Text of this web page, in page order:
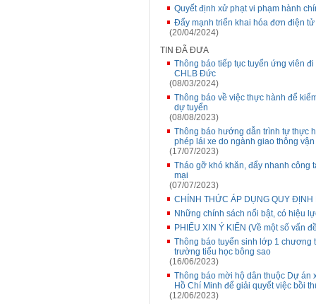
Quyết định xử phạt vi phạm hành
Đẩy mạnh triển khai hóa đơn điện
(20/04/2024)
TIN ĐÃ ĐƯA
Thông báo tiếp tục tuyển ứng viên
CHLB Đức
(08/03/2024)
Thông báo về việc thực hành để
dự tuyển
(08/08/2023)
Thông báo hướng dẫn trình tự thực
phép lái xe do ngành giao thông
(17/07/2023)
Tháo gỡ khó khăn, đẩy nhanh công
mại
(07/07/2023)
CHÍNH THỨC ÁP DỤNG QUY
Những chính sách nổi bật, có hiệu
PHIẾU XIN Ý KIẾN (Về một số vấn
Thông báo tuyển sinh lớp 1 chương
trường tiểu học bông sao
(16/06/2023)
Thông báo mời hộ dân thuộc Dự
Hồ Chí Minh để giải quyết việc bồi
(12/06/2023)